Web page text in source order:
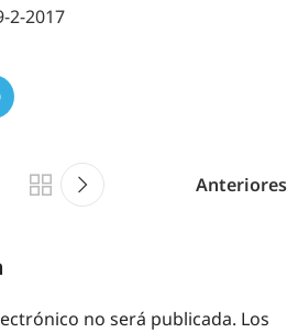
2-2017
Anteriores
no será publicada. Los